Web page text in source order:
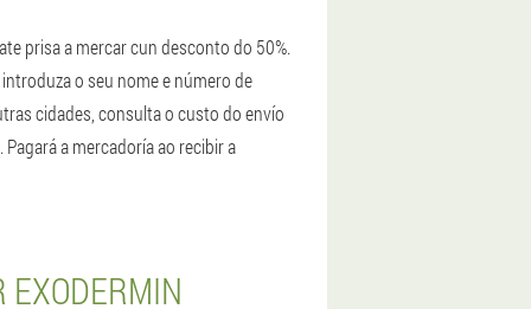
prisa a mercar cun desconto do 50%.
o seu nome e número de
cidades, consulta o custo do envío
a mercadoría ao recibir a
EXODERMIN